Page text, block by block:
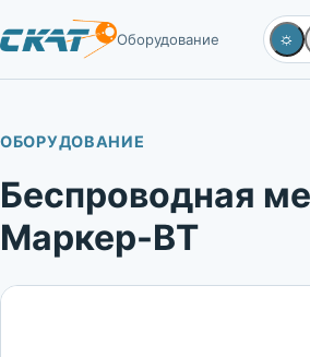
Оборудование ☼
ОБОРУДОВАНИЕ
Беспроводная
Маркер-BT